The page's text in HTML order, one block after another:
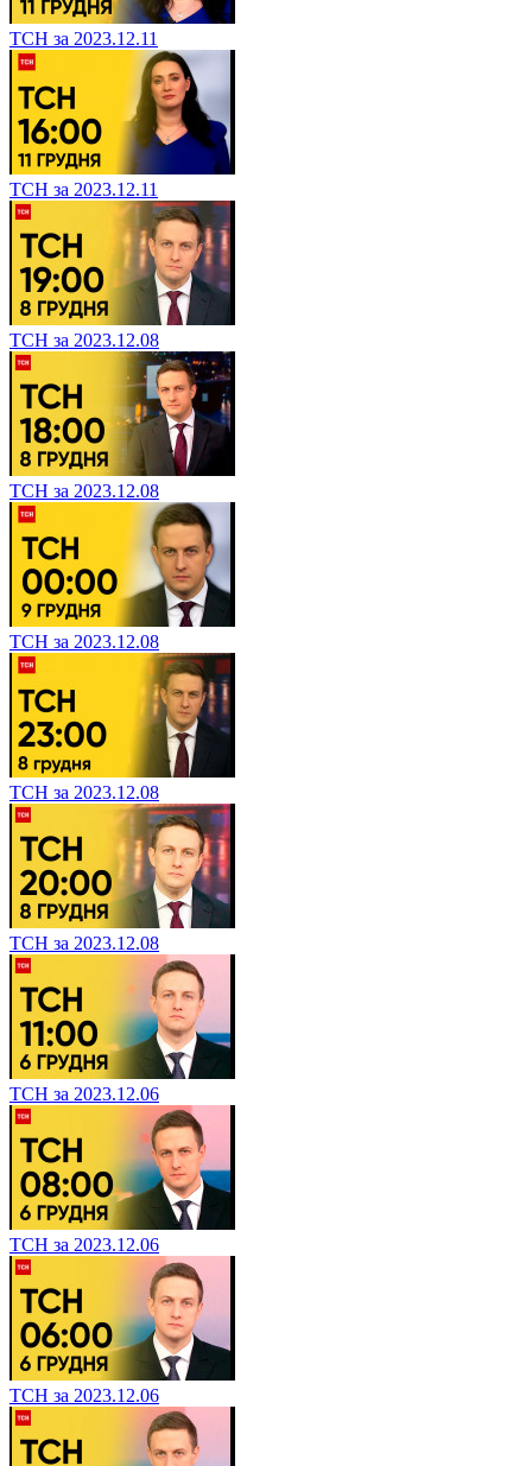
ТСН за 2023.12.11
ТСН за 2023.12.11
ТСН за 2023.12.08
ТСН за 2023.12.08
ТСН за 2023.12.08
ТСН за 2023.12.08
ТСН за 2023.12.08
ТСН за 2023.12.06
ТСН за 2023.12.06
ТСН за 2023.12.06